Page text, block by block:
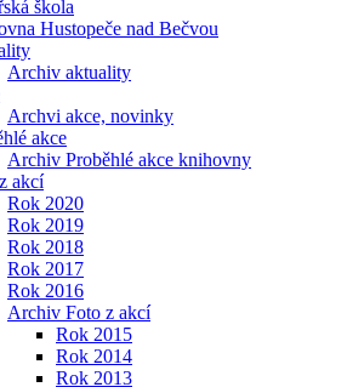
škola
Hustopeče nad Bečvou
Archiv aktuality
Archvi akce, novinky
akce
Archiv Proběhlé akce knihovny
akcí
Rok 2020
Rok 2019
Rok 2018
Rok 2017
Rok 2016
Archiv Foto z akcí
Rok 2015
Rok 2014
Rok 2013